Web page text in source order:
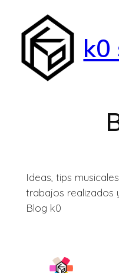
contenido
k0
Ideas, tips
trabajos realizados
Blog k0